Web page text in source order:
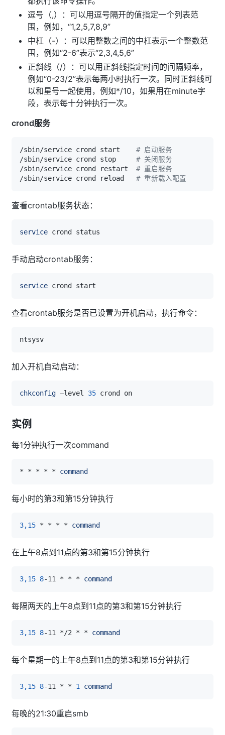
逗号（,）：可以用逗号隔开的值指定一个列表范
围，例如，“1,2,5,7,8,9”
中杠（-）：可以用整数之间的中杠表示一个整数范
围，例如“2-6”表示“2,3,4,5,6”
正斜线（/）：可以用正斜线指定时间的间隔频率，
例如“0-23/2”表示每两小时执行一次。同时正斜线可
以和星号一起使用，例如*/10，如果用在minute字
段，表示每十分钟执行一次。
crond服务
/sbin/service crond start # 启动服务
/sbin/service crond stop # 关闭服务
/sbin/service crond restart # 重启服务
/sbin/service crond reload # 重新载入配置
查看crontab服务状态：
service
手动启动crontab服务：
service
查看crontab服务是否已设置为开机启动，执行命令：
加入开机自动启动：
chkconfig –level 35
实例
每1分钟执行一次command
* * * * * command
每小时的第3和第15分钟执行
3,15 * * * * command
在上午8点到11点的第3和第15分钟执行
3,15 8-11 * * * command
每隔两天的上午8点到11点的第3和第15分钟执行
3,15 8-11 */2 * * command
每个星期一的上午8点到11点的第3和第15分钟执行
3,15 8-11 * * 1 command
每晚的21:30重启smb